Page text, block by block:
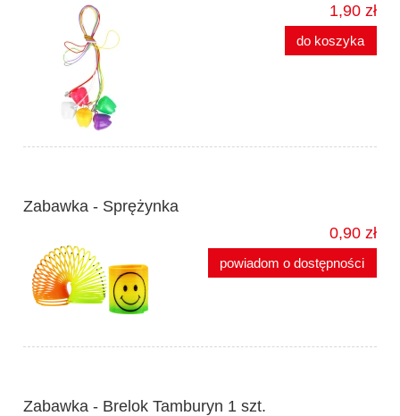
1,90 zł
do koszyka
Zabawka - Sprężynka
0,90 zł
powiadom o dostępności
Zabawka - Brelok Tamburyn 1 szt.